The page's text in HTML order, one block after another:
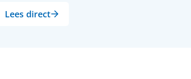
Lees direct